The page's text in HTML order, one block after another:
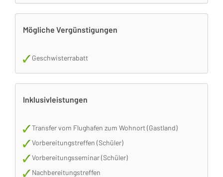
Mögliche Vergünstigungen
Geschwisterrabatt
Inklusivleistungen
Transfer vom Flughafen zum Wohnort (Gastland)
Vorbereitungstreffen (Schüler)
Vorbereitungsseminar (Schüler)
Nachbereitungstreffen